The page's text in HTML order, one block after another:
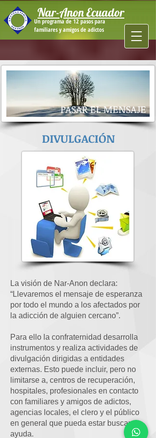
Nar-Anon Ecuador
Un programa de 12 pasos para
familiares y amigos de adictos
PASAR EL MENSAJE
DIVULGACIÓN
La visión de Nar-Anon declara:
“Llevaremos el mensaje de esperanza
por todo el mundo a los afectados por
la adicción de alguien cercano”.
Para ello la confraternidad desarrolla
instrumentos y realiza actividades de
divulgación dirigidas a entidades
externas. Esto puede incluir, pero no
limitarse a, centros de recuperación,
hospitales, profesionales en contacto
con familiares y amigos de adictos,
agencias locales, el clero y el público
en general que pueda estar buscando
ayuda.